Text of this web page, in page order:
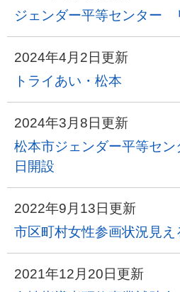
ジェンダー平等センター
2024年4月2日更新
トライあい・松本
2024年3月8日更新
松本市ジェンダー平等セ
日開設
2022年9月13日更新
市区町村女性参画状況見え
2021年12月20日更新